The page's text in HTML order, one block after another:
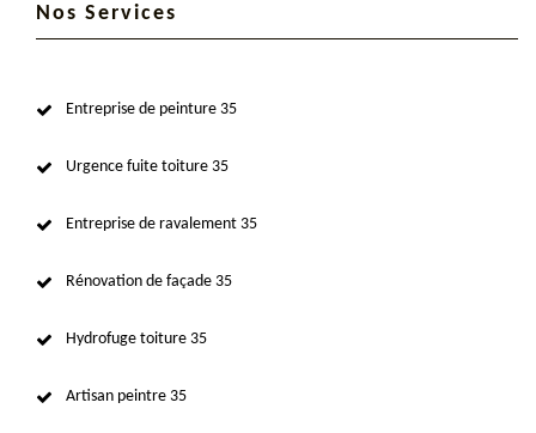
Nos Services
Entreprise de peinture 35
Urgence fuite toiture 35
Entreprise de ravalement 35
Rénovation de façade 35
Hydrofuge toiture 35
Artisan peintre 35